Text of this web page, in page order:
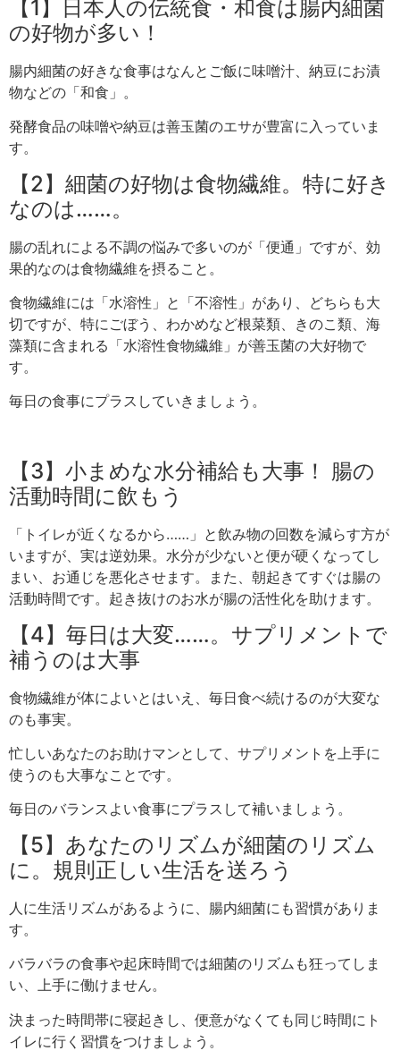
【1】日本人の伝統食・和食は腸内細菌
の好物が多い！
腸内細菌の好きな食事はなんとご飯に味噌汁、納豆にお漬
物などの「和食」。
発酵食品の味噌や納豆は善玉菌のエサが豊富に入っていま
す。
【2】細菌の好物は食物繊維。特に好き
なのは……。
腸の乱れによる不調の悩みで多いのが「便通」ですが、効
果的なのは食物繊維を摂ること。
食物繊維には「水溶性」と「不溶性」があり、どちらも大
切ですが、特にごぼう、わかめなど根菜類、きのこ類、海
藻類に含まれる「水溶性食物繊維」が善玉菌の大好物で
す。
毎日の食事にプラスしていきましょう。
【3】小まめな水分補給も大事！ 腸の
活動時間に飲もう
「トイレが近くなるから……」と飲み物の回数を減らす方が
いますが、実は逆効果。水分が少ないと便が硬くなってし
まい、お通じを悪化させます。また、朝起きてすぐは腸の
活動時間です。起き抜けのお水が腸の活性化を助けます。
【4】毎日は大変……。サプリメントで
補うのは大事
食物繊維が体によいとはいえ、毎日食べ続けるのが大変な
のも事実。
忙しいあなたのお助けマンとして、サプリメントを上手に
使うのも大事なことです。
毎日のバランスよい食事にプラスして補いましょう。
【5】あなたのリズムが細菌のリズム
に。規則正しい生活を送ろう
人に生活リズムがあるように、腸内細菌にも習慣がありま
す。
バラバラの食事や起床時間では細菌のリズムも狂ってしま
い、上手に働けません。
決まった時間帯に寝起きし、便意がなくても同じ時間にト
イレに行く習慣をつけましょう。